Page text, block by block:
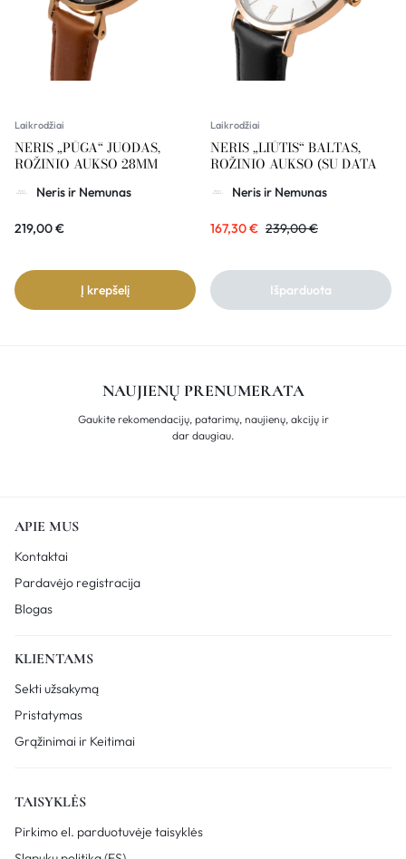
Laikrodžiai
NERIS „PŪGA“ JUODAS,
ROŽINIO AUKSO 28MM
Neris ir Nemunas
219,00€
Į krepšelį
Laikrodžiai
NERIS „LIŪTIS“ BALTAS,
ROŽINIO AUKSO (SU DATA
Neris ir Nemunas
167,30€ 239,00€
Išparduota
NAUJIENŲ PRENUMERATA
Gaukite rekomendacijų, patarimų, naujienų, akcijų ir
dar daugiau.
APIE MUS
Kontaktai
Pardavėjo registracija
Blogas
KLIENTAMS
Sekti užsakymą
Pristatymas
Grąžinimai ir Keitimai
TAISYKLĖS
Pirkimo el. parduotuvėje taisyklės